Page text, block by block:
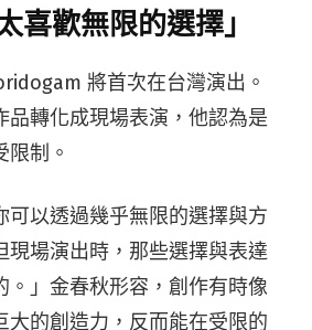
喜歡無限的選擇」
將首次在台灣演出。
品轉化成現場表演，他認為是
限制。
可以透過幾乎無限的選擇與方
現場演出時，那些選擇與表達
。」金春秋形容，創作有時像
大的創造力，反而能在受限的